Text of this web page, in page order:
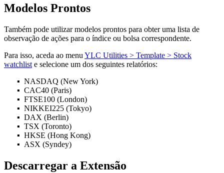
Modelos Prontos
Também pode utilizar modelos prontos para obter uma lista de
observação de ações para o índice ou bolsa correspondente.
Para isso, aceda ao menu YLC Utilities > Template > Stock
watchlist e selecione um dos seguintes relatórios:
NASDAQ (New York)
CAC40 (Paris)
FTSE100 (London)
NIKKEI225 (Tokyo)
DAX (Berlin)
TSX (Toronto)
HKSE (Hong Kong)
ASX (Syndey)
Descarregar a Extensão